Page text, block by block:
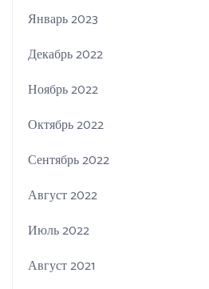
Январь 2023
Декабрь 2022
Ноябрь 2022
Октябрь 2022
Сентябрь 2022
Август 2022
Июль 2022
Август 2021